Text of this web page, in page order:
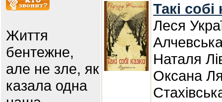
Життя
бентежне,
але не зле, як
казала одна
Такі собі
Леся
Наталя
Оксана